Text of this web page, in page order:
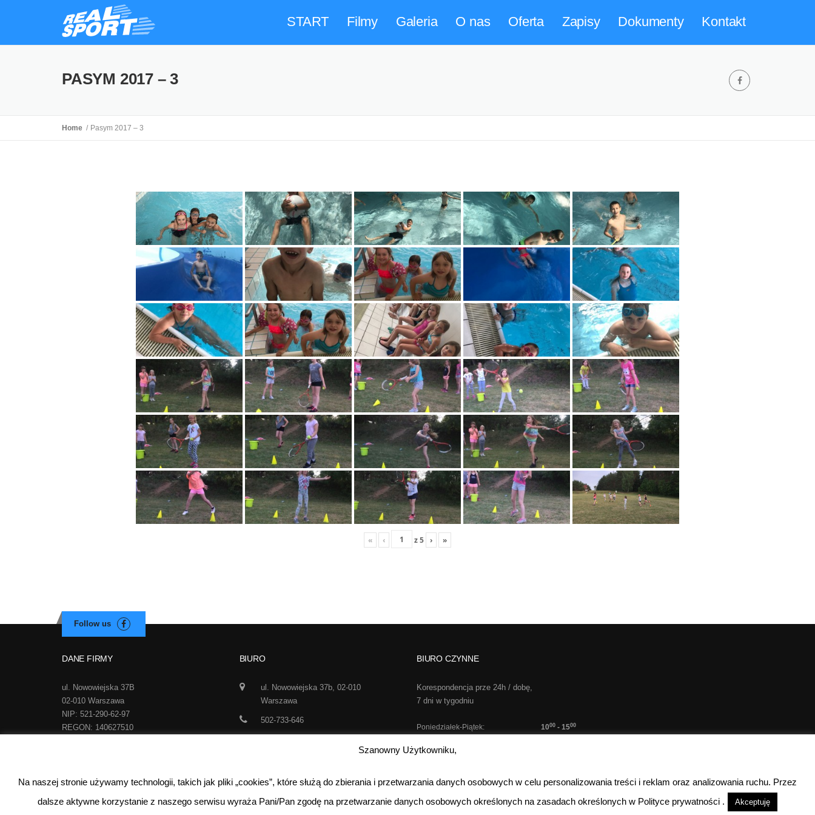
START Filmy Galeria O nas Oferta Zapisy Dokumenty Kontakt
PASYM 2017 – 3
Home Pasym 2017 – 3
« ‹ z5 › »
DANE FIRMY
ul. Nowowiejska 37B
02-010 Warszawa
NIP: 521-290-62-97
REGON: 140627510
BIURO
ul. Nowowiejska 37b, 02-010
Warszawa
502-733-646
BIURO CZYNNE
Korespondencja prze 24h / dobę,
7 dni w tygodniu
Poniedziałek-Piątek: 1000- 1500
Szanowny Użytkowniku,
Na naszej stronie używamy technologii, takich jak pliki „cookies”, które służą do zbierania i przetwarzania danych osobowych w celu personalizowania treści i reklam oraz analizowania ruchu. Przez
dalsze aktywne korzystanie z naszego serwisu wyraża Pani/Pan zgodę na przetwarzanie danych osobowych określonych na zasadach określonych w Polityce prywatności .
Akceptuję